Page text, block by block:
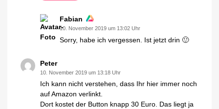
Fabian
10. November 2019 um 13:02 Uhr
Sorry, habe ich vergessen. Ist jetzt drin 🙂
Peter
10. November 2019 um 13:18 Uhr
Ich kann nicht verstehen, dass Ihr hier immer noch
auf Amazon verlinkt.
Dort kostet der Button knapp 30 Euro. Das liegt ja